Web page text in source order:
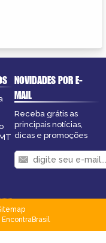
NOVIDADES POR E-
MAIL
Receba grátis as
principais notícias,
dicas e promoções